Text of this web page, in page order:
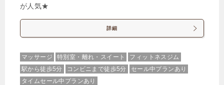
が人気★
詳細
マッサージ 特別室・離れ・スイート
フィットネスジム
駅から徒歩5分
コンビニまで徒歩5分
セール中プランあり
タイムセール中プランあり